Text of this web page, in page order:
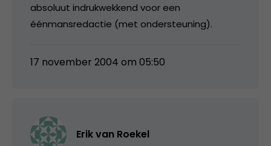
absoluut indrukwekkend voor een
éénmansredactie (met ondersteuning).
17 november 2004 om 05:50
Erik van Roekel